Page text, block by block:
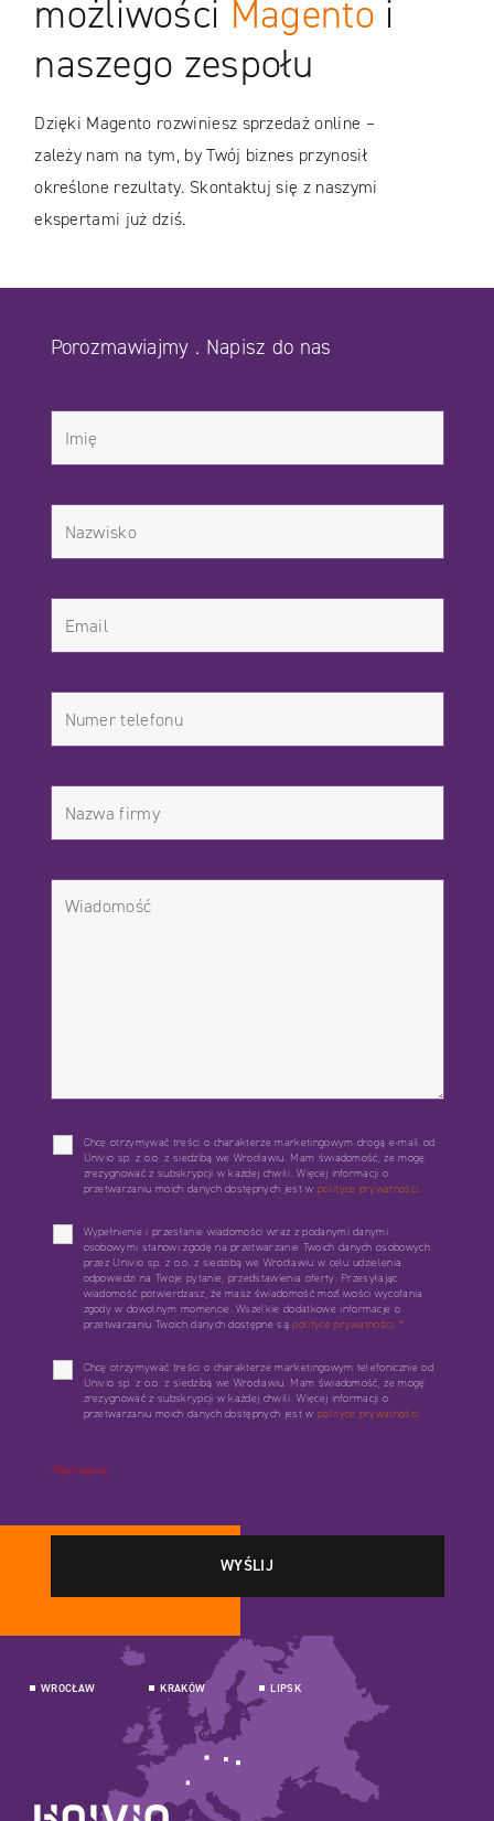
możliwości Magento i
naszego zespołu
Dzięki Magento rozwiniesz sprzedaż online –
zależy nam na tym, by Twój biznes przynosił
określone rezultaty. Skontaktuj się z naszymi
ekspertami już dziś.
Porozmawiajmy . Napisz do nas
Chcę otrzymywać treści o charakterze marketingowym drogą e-mail od
Univio sp. z o.o. z siedzibą we Wrocławiu. Mam świadomość, że mogę
zrezygnować z subskrypcji w każdej chwili. Więcej informacji o
przetwarzaniu moich danych dostępnych jest w polityce prywatności.
Wypełnienie i przesłanie wiadomości wraz z podanymi danymi
osobowymi stanowi zgodę na przetwarzanie Twoich danych osobowych
przez Univio sp. z o.o. z siedzibą we Wrocławiu w celu udzielenia
odpowiedzi na Twoje pytanie, przedstawienia oferty. Przesyłając
wiadomość potwierdzasz, że masz świadomość możliwości wycofania
zgody w dowolnym momencie. Wszelkie dodatkowe informacje o
przetwarzaniu Twoich danych dostępne sąpolityce prywatności. *
Chcę otrzymywać treści o charakterze marketingowym telefonicznie od
Univio sp. z o.o. z siedzibą we Wrocławiu. Mam świadomość, że mogę
zrezygnować z subskrypcji w każdej chwili. Więcej informacji o
przetwarzaniu moich danych dostępnych jest w polityce prywatności.
*Wymagane
WROCŁAW KRAKÓW LIPSK